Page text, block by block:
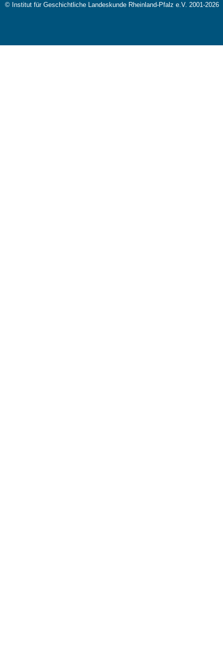
© Institut für Geschichtliche Landeskunde Rheinland-Pfalz e.V. 2001-2026